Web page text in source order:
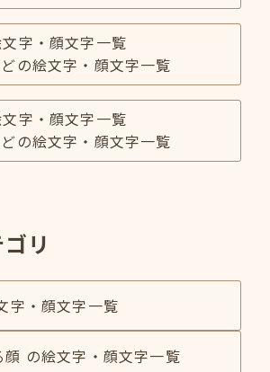
字・顔文字一覧
の絵文字・顔文字一覧
字・顔文字一覧
の絵文字・顔文字一覧
リ
字・顔文字一覧
顔 の絵文字・顔文字一覧